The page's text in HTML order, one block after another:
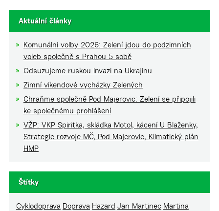
Aktuální články
Komunální volby 2026: Zelení jdou do podzimních
voleb společně s Prahou 5 sobě
Odsuzujeme ruskou invazi na Ukrajinu
Zimní víkendové vycházky Zelených
Chraňme společně Pod Majerovic: Zelení se připojili
ke společnému prohlášení
VŽP: VKP Spiritka, skládka Motol, kácení U Blaženky,
Strategie rozvoje MČ, Pod Majerovic, Klimatický plán
HMP
Štítky
Cyklodoprava Doprava Hazard Jan Martinec Martina